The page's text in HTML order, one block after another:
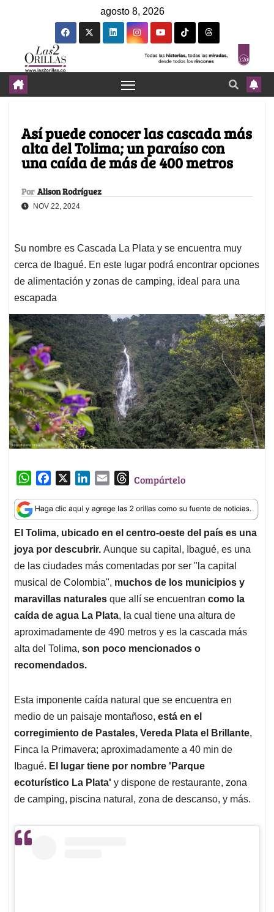
agosto 8, 2026
Así puede conocer las cascada más
alta del Tolima; un paraíso con
una caída de más de 400 metros
Por Alison Rodríguez
NOV 22, 2024
Su nombre es Cascada La Plata y se encuentra muy
cerca de Ibagué. En este lugar podrá encontrar opciones
de alimentación y zonas de camping, ideal para una
escapada
W
a
t
s
A
p
p
c
e
b
o
o
k
n
k
e
d
I
n
a
i
l
T
r
e
a
d
s
Compártelo
El Tolima, ubicado en el centro-oeste del país es una
joya por descubrir. Aunque su capital, Ibagué, es una
de las ciudades más comentadas por ser "la capital
musical de Colombia", muchos de los municipios y
maravillas naturales que allí se encuentran como la
caída de agua La Plata, la cual tiene una altura de
aproximadamente de 490 metros y es la cascada más
alta del Tolima, son poco mencionados o
recomendados.
Esta imponente caída natural que se encuentra en
medio de un paisaje montañoso, está en el
corregimiento de Pastales, Vereda Plata el Brillante,
Finca la Primavera; aproximadamente a 40 min de
Ibagué. El lugar tiene por nombre 'Parque
ecoturístico La Plata' y dispone de restaurante, zona
de camping, piscina natural, zona de descanso, y más.